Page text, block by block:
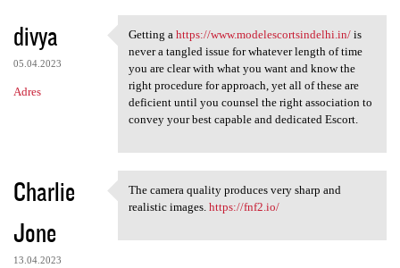
K
o
m
e
a
r
z
e
divya
05.04.2023
Adres
Getting a https://www
Getting a https://www.modelescortsindelhi.in/is
never a tangled issue for whatever length of time
you are clear with what you want and know the
right procedure for approach, yet all of these are
deficient until you counsel the right association to
convey your best capable and dedicated Escort.
Charlie
Jone
13.04.2023
The camera quality produces
The camera quality produces very sharp and
realistic images. https://fnf2.io/